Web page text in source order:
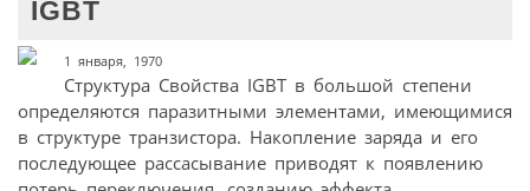
IGBT
1 января, 1970
Структура Свойства IGBT в большой степени
определяются паразитными элементами, имеющимися
в структуре транзистора. Накопление заряда и его
последующее рассасывание приводят к появлению